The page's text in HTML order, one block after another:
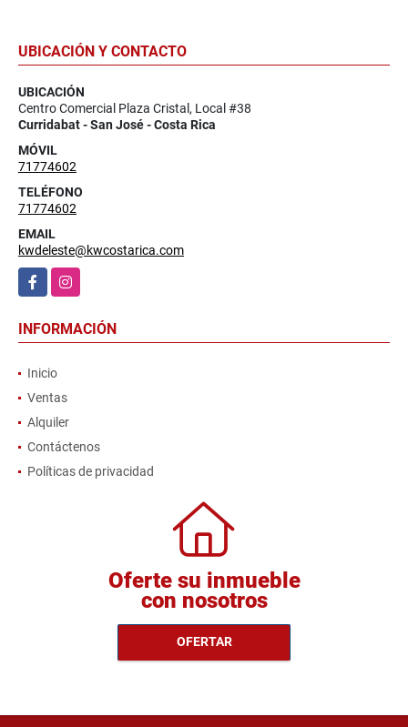
UBICACIÓN Y CONTACTO
UBICACIÓN
Centro Comercial Plaza Cristal, Local #38
Curridabat - San José - Costa Rica
MÓVIL
71774602
TELÉFONO
71774602
EMAIL
kwdeleste@kwcostarica.com
FacebookInstagram
INFORMACIÓN
Inicio
Ventas
Alquiler
Contáctenos
Políticas de privacidad
Oferte su inmueble
con nosotros
OFERTAR